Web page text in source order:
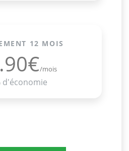
12 MOIS
/mois
d'économie